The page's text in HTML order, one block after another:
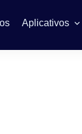
Aplicativos